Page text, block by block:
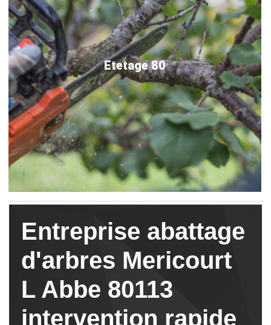
Etetage 80
Entreprise abattage
d'arbres Mericourt
L Abbe 80113
intervention rapide